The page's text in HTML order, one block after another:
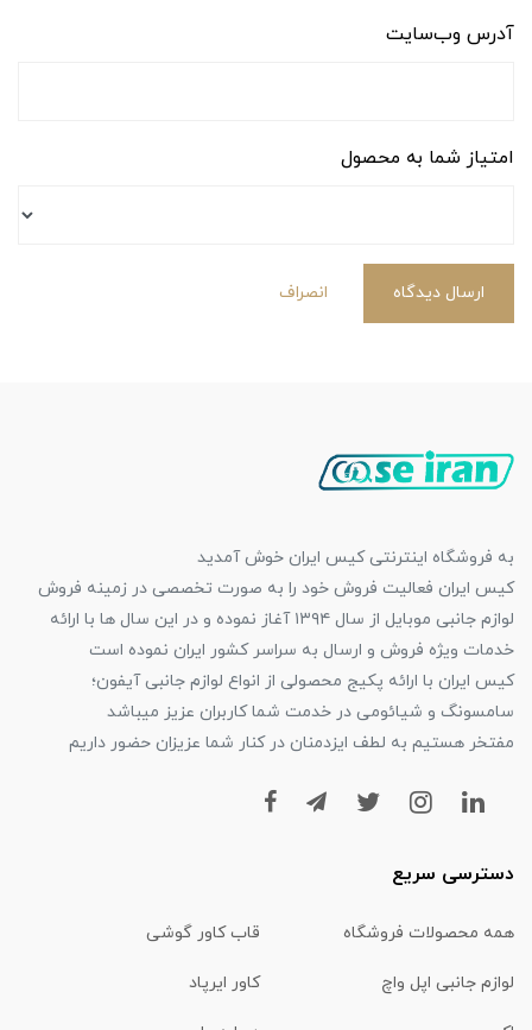
آدرس وب‌سایت
امتیاز شما به محصول
ارسال دیدگاه انصراف
به فروشگاه اینترنتی کیس ایران خوش آمدید
کیس ایران فعالیت فروش خود را به صورت تخصصی در زمینه فروش
لوازم جانبی موبایل از سال ۱۳۹۴ آغاز نموده و در این سال ها با ارائه
خدمات ویژه فروش و ارسال به سراسر کشور ایران نموده است
کیس ایران با ارائه پکیج محصولی از انواع لوازم جانبی آیفون؛
سامسونگ و شیائومی در خدمت شما کاربران عزیز میباشد
مفتخر هستیم به لطف ایزدمنان در کنار شما عزیزان حضور داریم
دسترسی سریع
همه محصولات فروشگاه قاب کاور گوشی
لوازم جانبی اپل واچ کاور ایرپاد